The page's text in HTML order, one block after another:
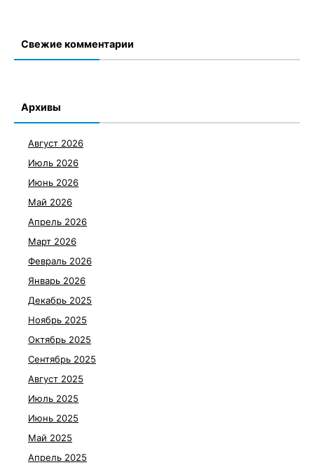
Свежие комментарии
Архивы
Август 2026
Июль 2026
Июнь 2026
Май 2026
Апрель 2026
Март 2026
Февраль 2026
Январь 2026
Декабрь 2025
Ноябрь 2025
Октябрь 2025
Сентябрь 2025
Август 2025
Июль 2025
Июнь 2025
Май 2025
Апрель 2025